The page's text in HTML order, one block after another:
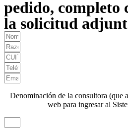
pedido, completo
la solicitud
Denominación de la consultora (que
web para ingresar al